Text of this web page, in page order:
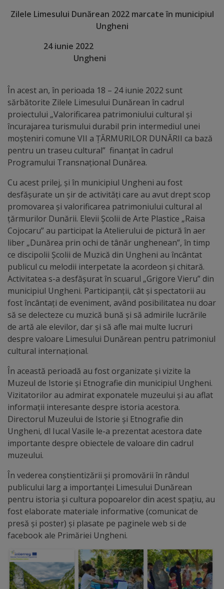
pentru
Ungheni”
Diplome
de
Excelență
Ungheniul
turistic
Obiective
turistice
Sculpturi
(harta
sculpturilor)
Monumente
arhitecturale
Personalități
marcante
Sportivi
de
performanță
Orașul
în
imagini
Galerie
video
Zilele Limesului Dunărean 2022 marcate în municipiul
Ungheni
24 iunie 2022
Ungheni
În acest an, în perioada 18 – 24 iunie 2022 sunt
sărbătorite Zilele Limesului Dunărean în cadrul
proiectului „Valorificarea patrimoniului cultural și
încurajarea turismului durabil prin intermediul unei
moșteniri comune VII a ȚĂRMURILOR DUNĂRII ca bază
pentru un traseu cultural” finanțat în cadrul
Programului Transnațional Dunărea.
Cu acest prilej, și în municipiul Ungheni au fost
desfășurate un șir de activități care au avut drept scop
promovarea și valorificarea patrimoniului cultural al
țărmurilor Dunării. Elevii Școlii de Arte Plastice „Raisa
Cojocaru” au participat la Atelierului de pictură în aer
liber „Dunărea prin ochi de tânăr unghenean”, în timp
ce discipolii Școlii de Muzică din Ungheni au încântat
publicul cu melodii interpetate la acordeon și chitară.
Activitatea s-a desfășurat în scuarul „Grigore Vieru” din
municipiul Ungheni. Participanții, cât și spectatorii au
fost încântați de eveniment, având posibilitatea nu doar
să se delecteze cu muzică bună și să admirile lucrările
de artă ale elevilor, dar și să afle mai multe lucruri
despre valoare Limesului Dunărean pentru patrimoniul
cultural internațional.
În această perioadă au fost organizate și vizite la
Muzeul de Istorie și Etnografie din municipiul Ungheni.
Vizitatorilor au admirat exponatele muzeului și au aflat
informații interesante despre istoria acestora.
Directorul Muzeului de Istorie și Etnografie din
Ungheni, dl Iucal Vasile le-a prezentat acestora date
importante despre obiectele de valoare din cadrul
muzeului.
În vederea conștientizării și promovării în rândul
publicului larg a importanței Limesului Dunărean
pentru istoria și cultura popoarelor din acest spațiu, au
fost elaborate materiale informative (comunicat de
presă și poster) și plasate pe paginele web si de
facebook ale Primăriei Ungheni.